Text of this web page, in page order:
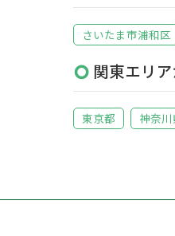
さいたま市浦和区
関東エリ
東京都 神奈川